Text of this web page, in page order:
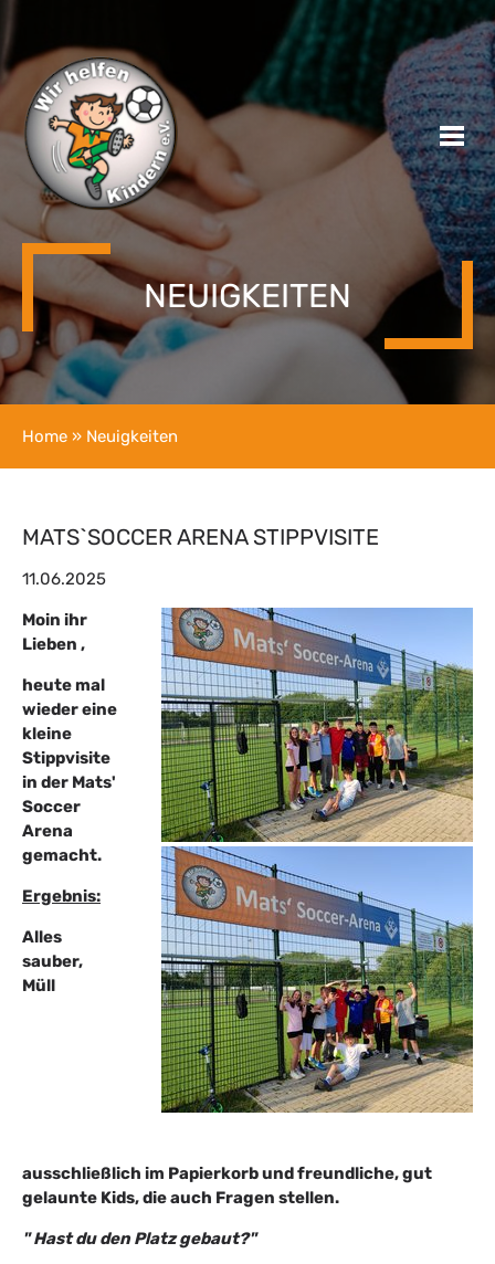
NEUIGKEITEN
Home » Neuigkeiten
MATS`SOCCER ARENA STIPPVISITE
11.06.2025
Moin ihr
Lieben ,
heute mal
wieder eine
kleine
Stippvisite
in der Mats'
Soccer
Arena
gemacht.
Ergebnis:
Alles
sauber,
Müll
ausschließlich im Papierkorb und freundliche, gut
gelaunte Kids, die auch Fragen stellen.
" Hast du den Platz gebaut?"